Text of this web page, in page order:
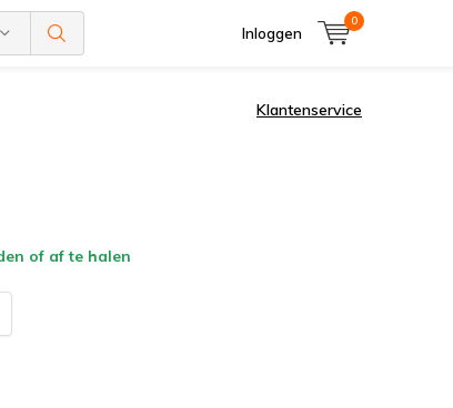
Inloggen
0
Klantenservice
of af te halen